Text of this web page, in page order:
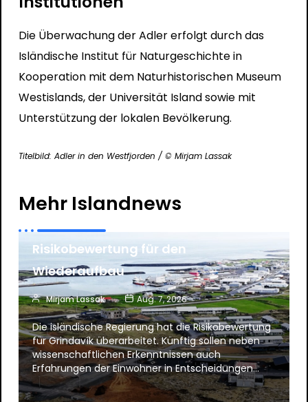
Die Überwachung der Adler erfolgt durch das
Isländische Institut für Naturgeschichte in
Kooperation mit dem Naturhistorischen Museum
Westislands, der Universität Island sowie mit
Unterstützung der lokalen Bevölkerung.
Titelbild: Adler in den Westfjorden / © Mirjam Lassak
Mehr Islandnews
News Vulkane und Erdbeben
Grindavík: Island veröffentlicht neue
Risikobewertung für den
Wiederaufbau
Mirjam Lassak Aug. 7, 2026
Die isländische Regierung hat die Risikobewertung
für Grindavík überarbeitet. Künftig sollen neben
wissenschaftlichen Erkenntnissen auch
Erfahrungen der Einwohner in Entscheidungen…